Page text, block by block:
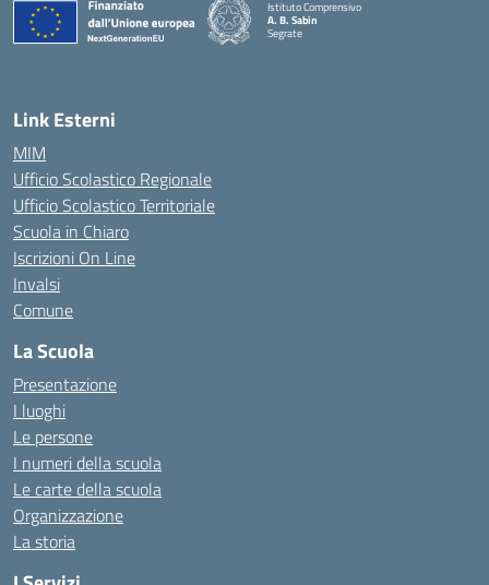
Istituto Comprensivo
A. B. Sabin
Segrate
Link Esterni
MIM
Ufficio Scolastico Regionale
Ufficio Scolastico Territoriale
Scuola in Chiaro
Iscrizioni On Line
Invalsi
Comune
La Scuola
Presentazione
I luoghi
Le persone
I numeri della scuola
Le carte della scuola
Organizzazione
La storia